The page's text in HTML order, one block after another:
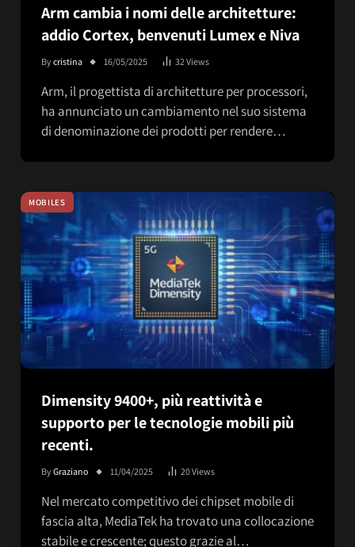
Arm cambia i nomi delle architetture:
addio Cortex, benvenuti Lumex e Niva
Bycristina 16/05/2025 32 Views
Arm, il progettista di architetture per processori,
ha annunciato un cambiamento nel suo sistema
di denominazione dei prodotti per rendere…
MOBILES
Dimensity 9400+, più reattività e
supporto per le tecnologie mobili più
recenti.
ByGraziano 11/04/2025 20Views
Nel mercato competitivo dei chipset mobile di
fascia alta, MediaTek ha trovato una collocazione
stabile e crescente; questo grazie al…